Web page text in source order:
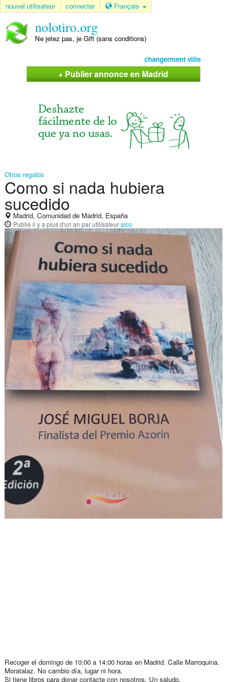
nouvel utilisateur connecter Français
nolotiro.org
Ne jetez pas, je Gift (sans conditions)
changerment ville
+ Publier annonce en Madrid
Otros regalos
Como si nada hubiera
sucedido
Madrid, Comunidad de Madrid, España
Publié il y a plus d'un an par utilisateuralco
Recoger el domingo de 10:00 a 14:00 horas en Madrid. Calle Marroquina.
Moratalaz. No cambio día, lugar ni hora.
Si tiene libros para donar contacte con nosotros. Un saludo.